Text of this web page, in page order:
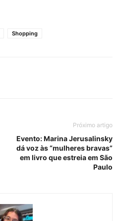
Shopping
Próximo artigo
Evento: Marina Jerusalinsky
dá voz às “mulheres bravas”
em livro que estreia em São
Paulo